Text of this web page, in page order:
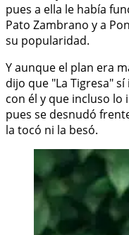
pues a ella le había
Pato Zambrano y a
su popularidad.
Y aunque el plan era
dijo que "La Tigresa"
con él y que incluso lo
pues se desnudó
la tocó ni la besó.